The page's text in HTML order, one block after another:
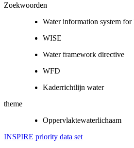
Zoekwoorden
Water information system for
WISE
Water framework directive
WFD
Kaderrichtlijn water
theme
Oppervlaktewaterlichaam
INSPIRE priority data set